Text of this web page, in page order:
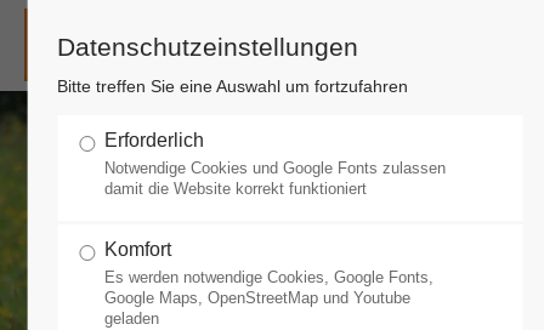
Login
Passwort
KONTAKT
Datenschutzeinstellungen
Bitte treffen Sie eine Auswahl um fortzufahren
Erforderlich
Notwendige Cookies und Google Fonts zulassen
damit die Website korrekt funktioniert
Komfort
Es werden notwendige Cookies, Google Fonts,
Google Maps, OpenStreetMap und Youtube
geladen